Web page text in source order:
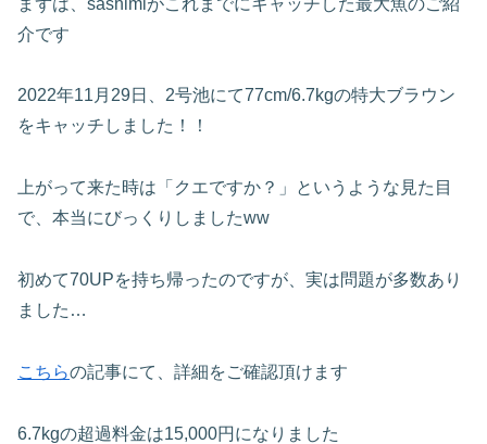
介です
2022年11月29日、2号池にて77cm/6.7kgの特大ブラウン
をキャッチしました！！
上がって来た時は「クエですか？」というような見た目
で、本当にびっくりしましたww
初めて70UPを持ち帰ったのですが、実は問題が多数あり
ました…
こちらの記事にて、詳細をご確認頂けます
6.7kgの超過料金は15,000円になりました